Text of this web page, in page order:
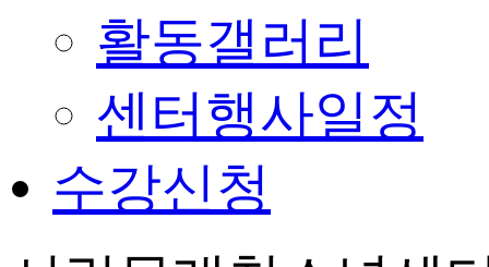
활동갤러리
센터행사일정
수강신청